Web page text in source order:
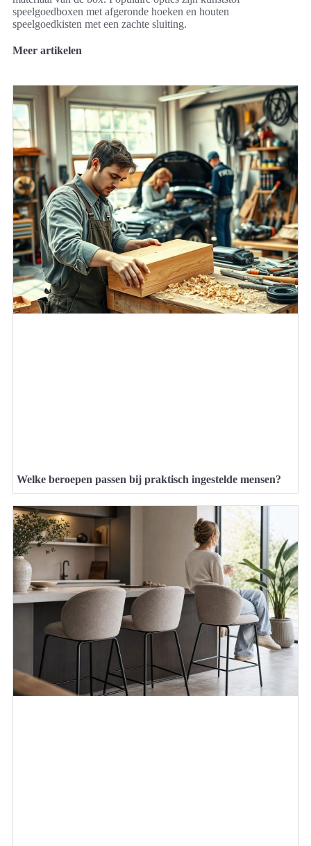
speelgoedboxen met afgeronde hoeken en houten
speelgoedkisten met een zachte sluiting.
Meer artikelen
Welke beroepen passen bij praktisch ingestelde mensen?